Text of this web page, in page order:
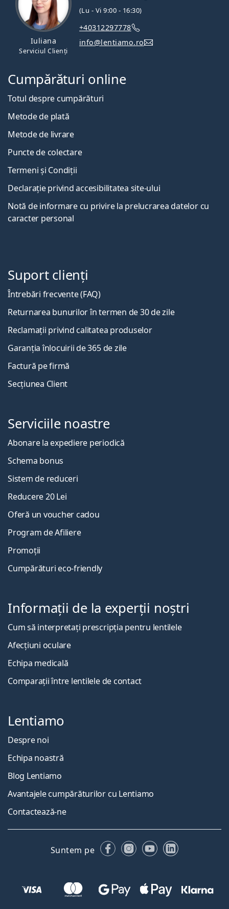
Iuliana
Serviciul Clienți
(Lu - Vi 9:00 - 16:30)
+40312297778
info@lentiamo.ro
Cumpărături online
Totul despre cumpărături
Metode de plată
Metode de livrare
Puncte de colectare
Termeni și Condiții
Declarație privind accesibilitatea site-ului
Notă de informare cu privire la prelucrarea datelor cu
caracter personal
Suport clienți
Întrebări frecvente (FAQ)
Returnarea bunurilor în termen de 30 de zile
Reclamații privind calitatea produselor
Garanția înlocuirii de 365 de zile
Factură pe firmă
Secțiunea Client
Serviciile noastre
Abonare la expediere periodică
Schema bonus
Sistem de reduceri
Reducere 20 Lei
Oferă un voucher cadou
Program de Afiliere
Promoții
Cumpărături eco-friendly
Informații de la experții noștri
Cum să interpretați prescripția pentru lentilele
Afecțiuni oculare
Echipa medicală
Comparații între lentilele de contact
Lentiamo
Despre noi
Echipa noastră
Blog Lentiamo
Avantajele cumpărăturilor cu Lentiamo
Contactează-ne
Suntem pe FacebookInstagram
YouTubeLinkedIn